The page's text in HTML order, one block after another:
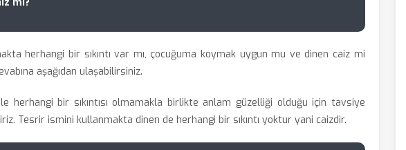
herhangi bir sıkıntı var mı, çocuğuma koymak uygun mu ve dinen caiz mi
aşağıdan ulaşabilirsiniz.
herhangi bir sıkıntısı olmamakla birlikte anlam güzelliği olduğu için tavsiye
Tesrir ismini kullanmakta dinen de herhangi bir sıkıntı yoktur yani caizdir.